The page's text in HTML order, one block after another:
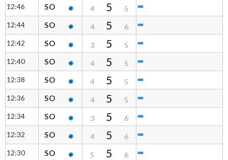
12:46
SO 4 5
5
12:44
SO 4 5
6
12:42
SO 3 5
5
12:40
SO 4 5
5
12:38
SO 4 5
5
12:36
SO 4 5
5
12:34
SO 3 5
6
12:32
SO 4 5
6
12:30
SO 5 5 6